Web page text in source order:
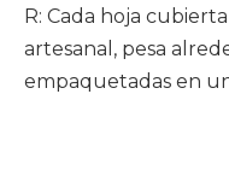
R: Cada hoja
artesanal, pesa
empaquetadas en